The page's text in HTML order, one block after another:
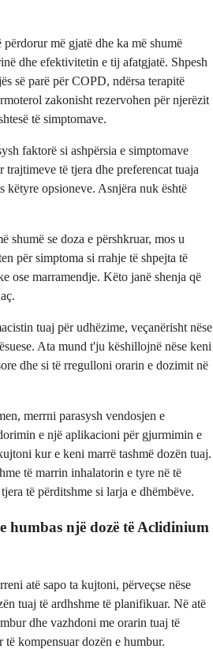
më gjatë dhe ka më shumë
dhe efektivitetin e tij afatgjatë. Shpesh
së parë për COPD, ndërsa terapitë
zakonisht rezervohen për njerëzit
të simptomave.
faktorë si ashpërsia e simptomave
të tjera dhe preferencat tuaja
këtyre opsioneve. Asnjëra nuk është
shumë se doza e përshkruar, mos u
për simptoma si rrahje të shpejta të
ose marramendje. Këto janë shenja që
tuaj për udhëzime, veçanërisht nëse
Ata mund t'ju këshillojnë nëse keni
dhe si të rregulloni orarin e dozimit në
merrni parasysh vendosjen e
e një aplikacioni për gjurmimin e
kur e keni marrë tashmë dozën tuaj.
të marrin inhalatorin e tyre në të
të përditshme si larja e dhëmbëve.
humbas një dozë të Aclidinium
atë sapo ta kujtoni, përveçse nëse
tuaj të ardhshme të planifikuar. Në atë
dhe vazhdoni me orarin tuaj të
kompensuar dozën e humbur.